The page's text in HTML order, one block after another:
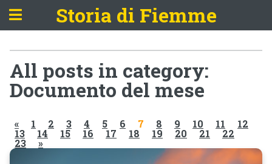
Storia di Fiemme
All posts in category:
Documento del mese
« 1 2 3 4 5 6 7 8 9 10 11 12
13 14 15 16 17 18 19 20 21 22
23 »